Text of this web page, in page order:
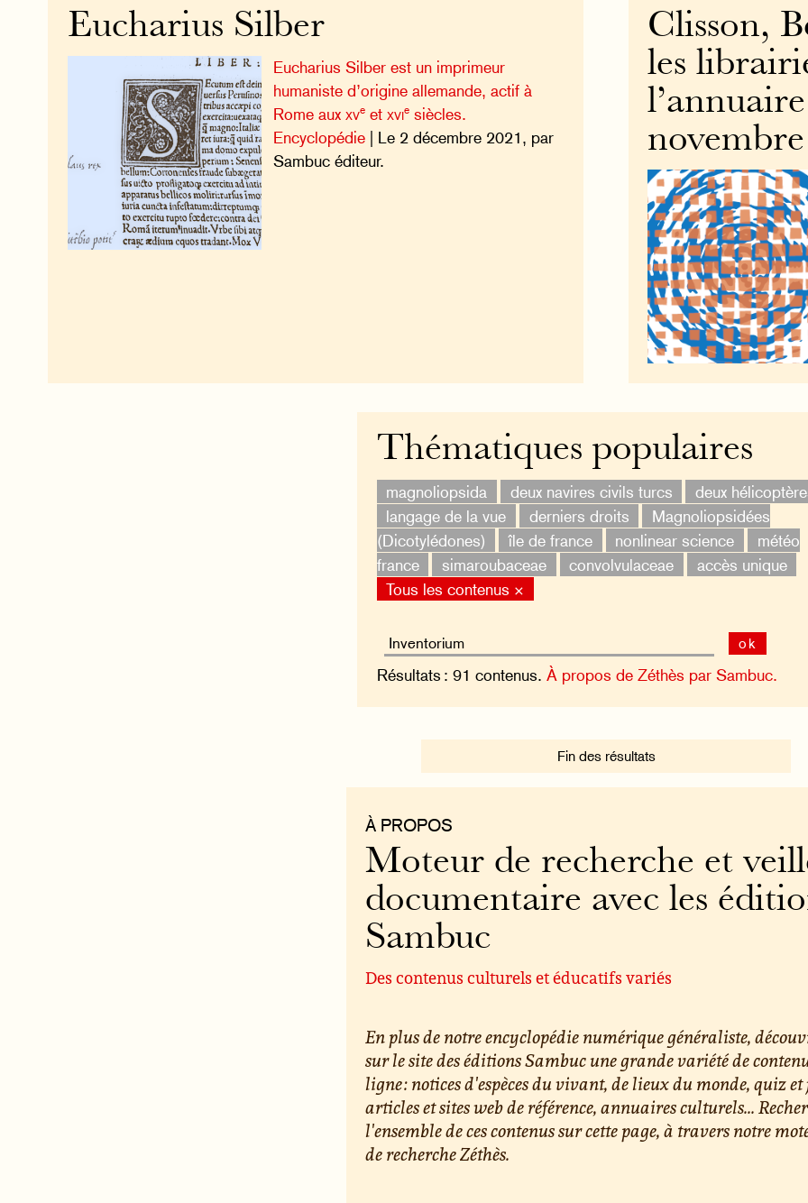
Clisson,
les
Eucharius Silber
Eucharius Silber est un imprimeur
humaniste d’origine allemande, actif à
Rome auxxve etxvie siècles.
Encyclopédie | Le 2 décembre 2021, par
Sambuc éditeur.
Thématiques populaires
magnoliopsida deux navires civils turcs
deux
langage de la vue
derniers droits
Magnoliopsidées
(Dicotylédones)
île de france nonlinear science
météo
france
simaroubaceae convolvulaceae
accès unique
Tous les contenus ×
ok
Résultats : 91 contenus. À propos de Zéthès par Sambuc.
Fin des résultats
À PROPOS
Moteur de recherche et
documentaire avec les
Sambuc
Des contenus culturels et éducatifs variés
En plus de notre encyclopédie numérique généraliste,
sur le site des éditions Sambuc une grande variété de
ligne : notices d'espèces du vivant, de lieux du monde, quiz et
articles et sites web de référence, annuaires culturels...
l'ensemble de ces contenus sur cette page, à travers notre
de recherche Zéthès.